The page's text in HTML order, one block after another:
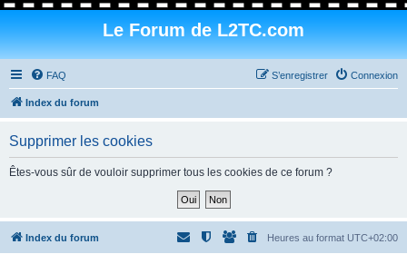
Le Forum de L2TC.com
FAQ Connexion
S’enregistrer
Index du forum
Supprimer les cookies
Êtes-vous sûr de vouloir supprimer tous les cookies de ce forum ?
Index du forum Heures au format UTC+02:00